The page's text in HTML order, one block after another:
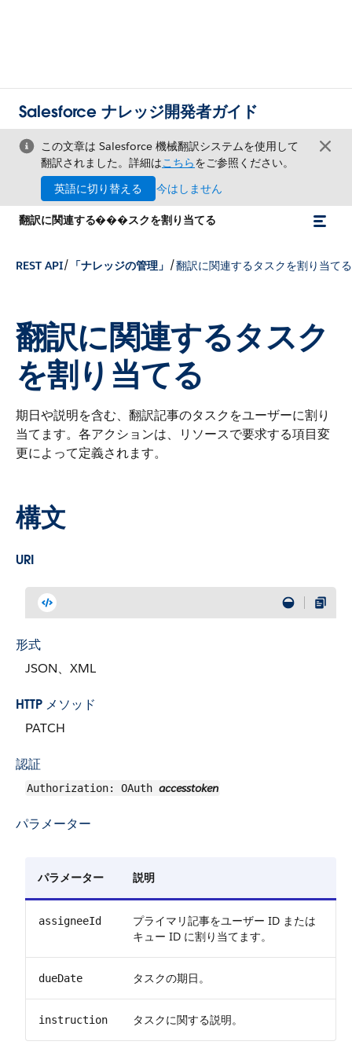
Salesforce ナレッジ開発者ガイド
この文章は Salesforce 機械翻訳システムを使用して
翻訳されました。詳細はこちらをご参照ください。
英語に切り替える
今はしません
翻訳に関連する���スクを割り当てる
REST API/ 「ナレッジの管理」 /翻訳に関連するタスクを割り当てる
翻訳に関連するタスク
を割り当てる
期日や説明を含む、翻訳記事のタスクをユーザーに割り
当てます。各アクションは、リソースで要求する項目変
更によって定義されます。
構文
URI
形式
JSON、XML
HTTP メソッド
PATCH
認証
Authorization: OAuth accesstoken
パラメーター
パラメーター 説明
assigneeId
プライマリ記事をユーザー ID または
キュー ID に割り当てます。
dueDate タスクの期日。
instruction タスクに関する説明。